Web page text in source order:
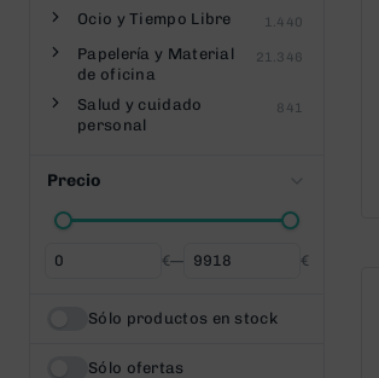
Ocio y Tiempo Libre 1.440
Papelería y Material
de oficina
21.346
Salud y cuidado
personal
841
Precio
Desde €— Hasta €
Sólo productos en stock
Sólo ofertas